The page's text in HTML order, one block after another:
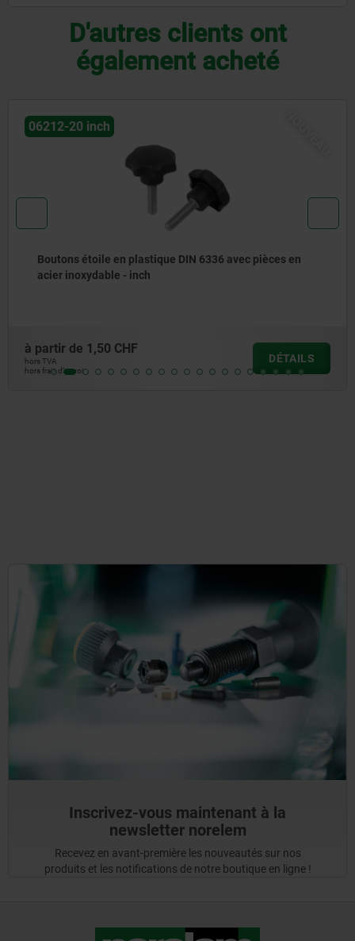
D'autres clients ont
également acheté
NOUVEAU
avec pièces en
DÉTAILS
Pinces à ressort fermées
à partir de0,82 CHF
hors frais d’envoi
Inscrivez-vous maintenant à la
newsletter norelem
Recevez en avant-première les nouveautés sur nos
produits et les notifications de notre boutique en ligne !